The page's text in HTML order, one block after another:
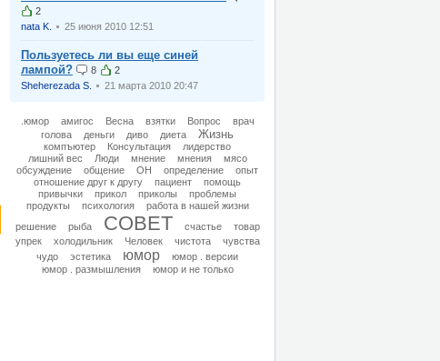
2
nata K.
25 июня 2010 12:51
Пользуетесь ли вы еще синей
лампой?
8
2
Sheherezada S.
21 марта 2010 20:47
.юмор амигос Весна взятки Вопрос
врач
голова
деньги диво диета Жизнь
компъютер Консультация
лидерство
лишний вес
Люди мнение мнения
мясо
обсуждение
общение ОН определение
опыт
отношение друг к другу
пациент
помощь
привычки
прикол приколы
проблемы
продукты
психология
работа в нашей жизни
решение
рыба СОВЕТ счастье
товар
упрек
холодильник Человек чистота
чувства
чудо
эстетика юмор
юмор . версии
юмор . размышления
юмор и не только